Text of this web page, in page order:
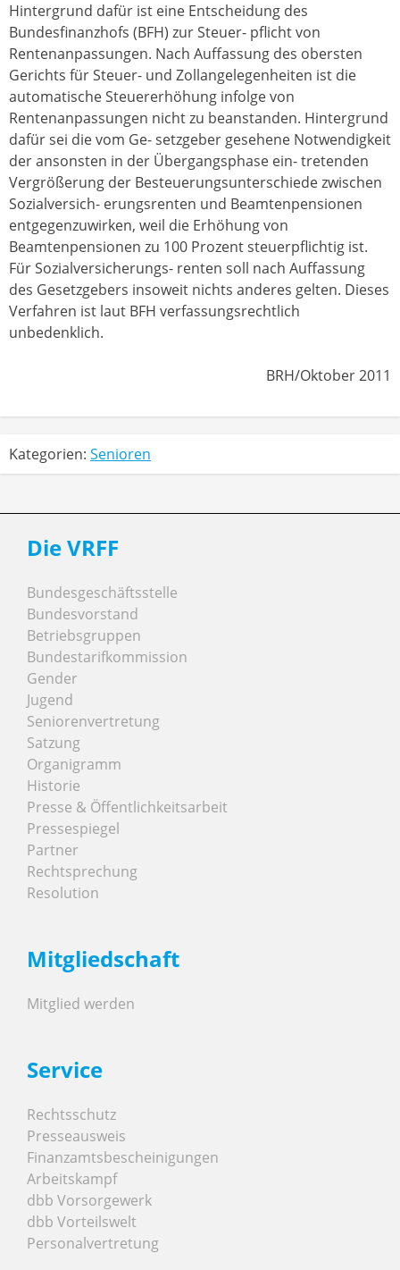
Hintergrund dafür ist eine Entscheidung des
Bundesfinanzhofs (BFH) zur Steuer- pflicht von
Rentenanpassungen. Nach Auffassung des obersten
Gerichts für Steuer- und Zollangelegenheiten ist die
automatische Steuererhöhung infolge von
Rentenanpassungen nicht zu beanstanden. Hintergrund
dafür sei die vom Ge- setzgeber gesehene Notwendigkeit
der ansonsten in der Übergangsphase ein- tretenden
Vergrößerung der Besteuerungsunterschiede zwischen
Sozialversich- erungsrenten und Beamtenpensionen
entgegenzuwirken, weil die Erhöhung von
Beamtenpensionen zu 100 Prozent steuerpflichtig ist.
Für Sozialversicherungs- renten soll nach Auffassung
des Gesetzgebers insoweit nichts anderes gelten. Dieses
Verfahren ist laut BFH verfassungsrechtlich
unbedenklich.
BRH/Oktober 2011
Kategorien: Senioren
Die VRFF
Bundesgeschäftsstelle
Bundesvorstand
Betriebsgruppen
Bundestarifkommission
Gender
Jugend
Seniorenvertretung
Satzung
Organigramm
Historie
Presse & Öffentlichkeitsarbeit
Pressespiegel
Partner
Rechtsprechung
Resolution
Mitgliedschaft
Mitglied werden
Service
Rechtsschutz
Presseausweis
Finanzamtsbescheinigungen
Arbeitskampf
dbb Vorsorgewerk
dbb Vorteilswelt
Personalvertretung